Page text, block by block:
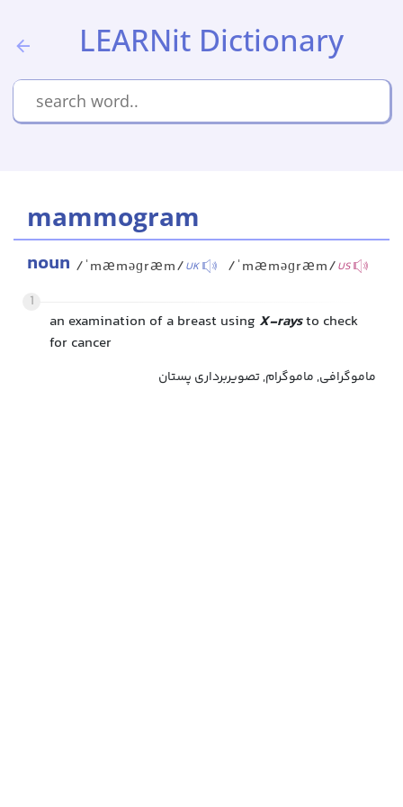
LEARNit Dictionary
mammogram
noun /ˈmæməɡræm/UK /ˈmæməɡræm/US
1
an examination of a breast using X-raysto check
for cancer
ماموگرافی, ماموگرام, تصویربرداری پستان